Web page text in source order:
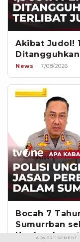
Akibat Judol!
Ditangguhkan
News 7/08/2026
Bocah 7
Sumurrban
UngkapADVERTISEMENT